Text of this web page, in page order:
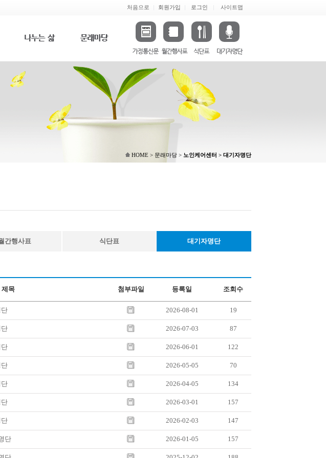
처음으로 회원가입 로그인 사이트맵
HOME > 문래마당 > 노인케어센터 > 대기자명단
간행사표 식단표 대기자명단
제목 첨부파일 등록일 조회수
2026-08-01 19
2026-07-03 87
2026-06-01 122
2026-05-05 70
2026-04-05 134
2026-03-01 157
2026-02-03 147
단 2026-01-05 157